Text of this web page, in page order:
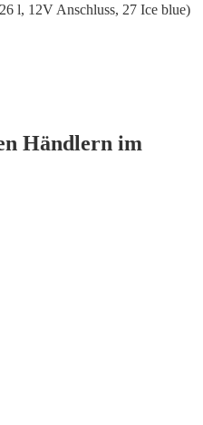
l, 12V Anschluss, 27 Ice blue)
Händlern im